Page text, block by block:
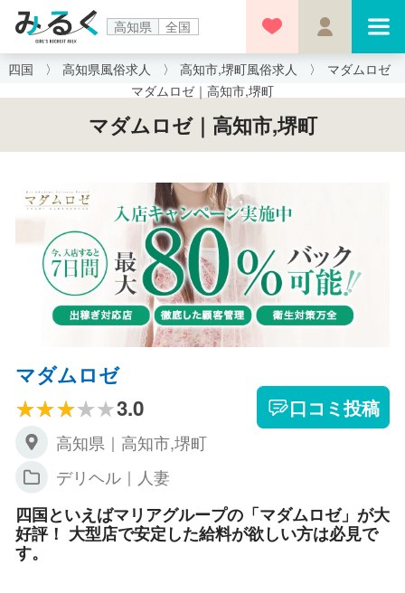
高知県 全国
四国 高知県風俗求人 高知市,堺町風俗求人
マダムロゼ
マダムロゼ｜高知市,堺町
マダムロゼ｜高知市,堺町
マダムロゼ
3.0
口コミ投稿
高知県｜高知市,堺町
デリヘル｜人妻
四国といえばマリアグループの「マダムロゼ」が大
好評！ 大型店で安定した給料が欲しい方は必見で
す。